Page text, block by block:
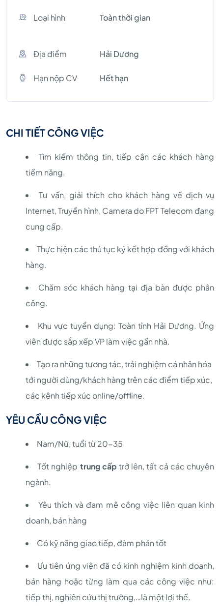
Loại hình Toàn thời gian
Địa điểm Hải Dương
Hạn nộp CV Hết hạn
CHI TIẾT CÔNG VIỆC
Tìm kiếm thông tin, tiếp cận các khách hàng
tiềm năng.
Tư vấn, giải thích cho khách hàng về dịch vụ
Internet, Truyền hình, Camera do FPT Telecom đang
cung cấp.
Thực hiện các thủ tục ký kết hợp đồng với khách
hàng.
Chăm sóc khách hàng tại địa bàn được phân
công.
Khu vực tuyển dụng: Toàn tỉnh Hải Dương. Ứng
viên được sắp xếp VP làm việc gần nhà.
Tạo ra những tương tác, trải nghiệm cá nhân hóa
tới người dùng/khách hàng trên các điểm tiếp xúc,
các kênh tiếp xúc online/offline.
YÊU CẦU CÔNG VIỆC
Nam/Nữ, tuổi từ 20-35
Tốt nghiệp trung cấp trở lên, tất cả các chuyên
ngành.
Yêu thích và đam mê công việc liên quan kinh
doanh, bán hàng
Có kỹ năng giao tiếp, đàm phán tốt
Ưu tiên ứng viên đã có kinh nghiệm kinh doanh,
bán hàng hoặc từng làm qua các công việc như:
tiếp thị, nghiên cứu thị trường,…là một lợi thế.